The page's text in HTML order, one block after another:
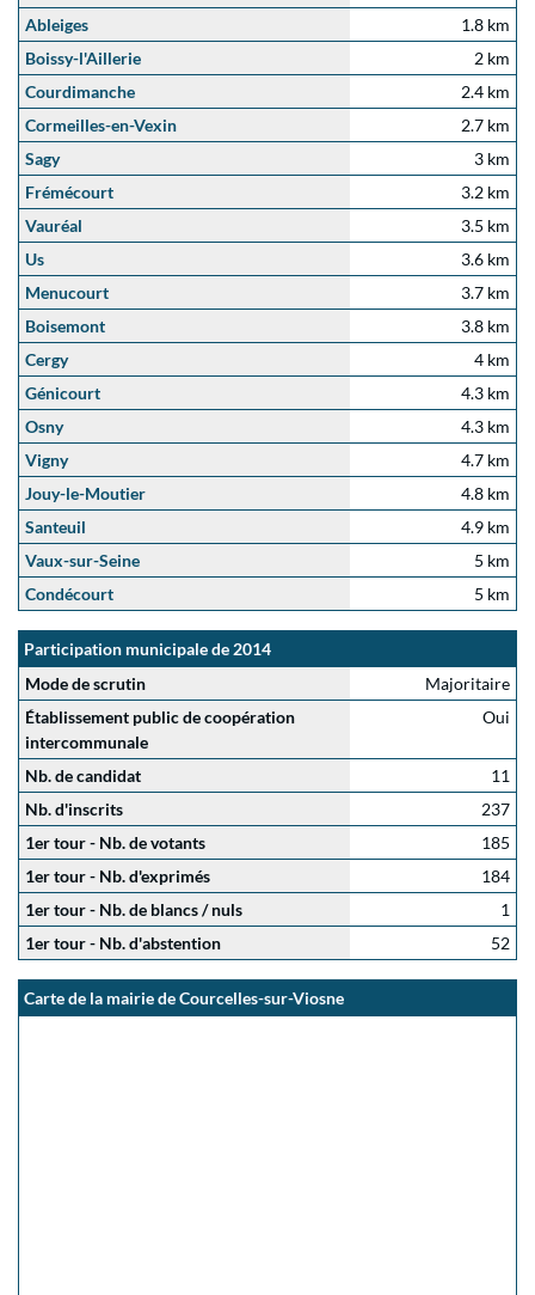
Ableiges
1.8 km
Boissy-l'Aillerie
2 km
Courdimanche
2.4 km
Cormeilles-en-Vexin
2.7 km
Sagy
3 km
Frémécourt
3.2 km
Vauréal
3.5 km
Us
3.6 km
Menucourt
3.7 km
Boisemont
3.8 km
Cergy
4 km
Génicourt
4.3 km
Osny
4.3 km
Vigny
4.7 km
Jouy-le-Moutier
4.8 km
Santeuil
4.9 km
Vaux-sur-Seine
5 km
Condécourt
5 km
Participation municipale de 2014
Mode de scrutin
Majoritaire
Établissement public de coopération
intercommunale
Oui
Nb. de candidat
11
Nb. d'inscrits
237
1er tour - Nb. de votants
185
1er tour - Nb. d'exprimés
184
1er tour - Nb. de blancs / nuls
1
1er tour - Nb. d'abstention
52
Carte de la mairie de Courcelles-sur-Viosne